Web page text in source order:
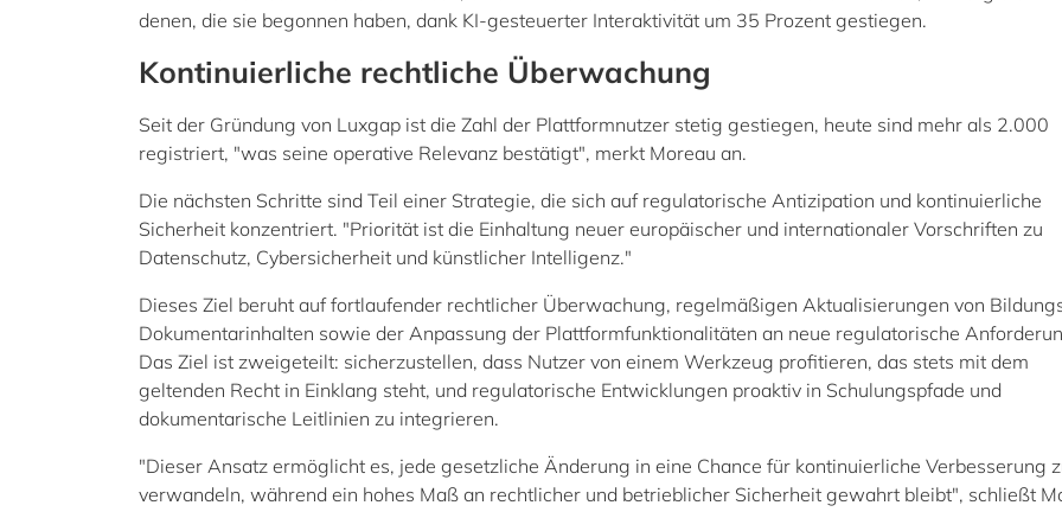
denen, die sie begonnen haben, dank KI-gesteuerter Interaktivität um 35 Prozent gestiegen.
Kontinuierliche rechtliche Überwachung
Seit der Gründung von Luxgap ist die Zahl der Plattformnutzer stetig gestiegen, heute sind mehr als 2.000
registriert, "was seine operative Relevanz bestätigt", merkt Moreau an.
Die nächsten Schritte sind Teil einer Strategie, die sich auf regulatorische Antizipation und kontinuierliche
Sicherheit konzentriert. "Priorität ist die Einhaltung neuer europäischer und internationaler Vorschriften zu
Datenschutz, Cybersicherheit und künstlicher Intelligenz."
Dieses Ziel beruht auf fortlaufender rechtlicher Überwachung, regelmäßigen Aktualisierungen von
Dokumentarinhalten sowie der Anpassung der Plattformfunktionalitäten an neue regulatorische
Das Ziel ist zweigeteilt: sicherzustellen, dass Nutzer von einem Werkzeug profitieren, das stets mit dem
geltenden Recht in Einklang steht, und regulatorische Entwicklungen proaktiv in Schulungspfade und
dokumentarische Leitlinien zu integrieren.
"Dieser Ansatz ermöglicht es, jede gesetzliche Änderung in eine Chance für kontinuierliche Verbesserung
verwandeln, während ein hohes Maß an rechtlicher und betrieblicher Sicherheit gewahrt bleibt", schließt